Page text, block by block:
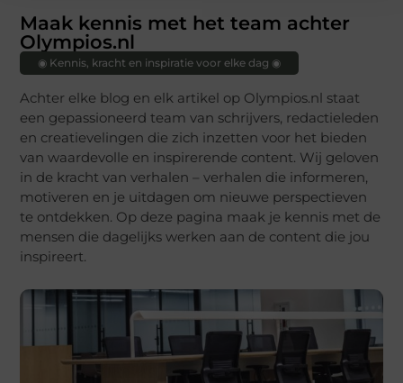
Maak kennis met het team achter
Olympios.nl
◉ Kennis, kracht en inspiratie voor elke dag ◉
Achter elke blog en elk artikel op Olympios.nl staat
een gepassioneerd team van schrijvers, redactieleden
en creatievelingen die zich inzetten voor het bieden
van waardevolle en inspirerende content. Wij geloven
in de kracht van verhalen – verhalen die informeren,
motiveren en je uitdagen om nieuwe perspectieven
te ontdekken. Op deze pagina maak je kennis met de
mensen die dagelijks werken aan de content die jou
inspireert.